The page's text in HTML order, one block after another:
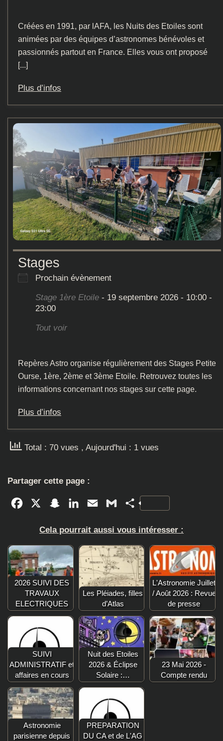
Créées en 1991, par lAFA, les Nuits des Etoiles sont
animées par des équipes d’astronomes bénévoles et
passionnés partout en France. Elles vous ont proposé
[...]
Plus d’infos
Stages
Prochain évènement
Stage 1ère Etoile - 19 septembre 2026 - 10:00 -
23:00
Tout voir
Repères Astro organise régulièrement des Stages Petite
Ourse, 1ère, 2ème et 3ème Etoile. Retrouvez toutes les
informations concernant nos stages sur cette page.
Plus d’infos
Total : 70 vues , Aujourd'hui : 1 vues
Partager cette page :
Facebook SnapchatLinkedInEmail GmailPartager
Cela pourrait aussi vous intéresser :
2026 SUIVI DES
TRAVAUX
ELECTRIQUES
Les Pléiades, filles
d’Atlas
L'Astronomie Juillet
/ Août 2026 : Revue
de presse
SUIVI
ADMINISTRATIF et
affaires en cours
Nuit des Etoiles
2026 & Éclipse
Solaire :…
23 Mai 2026 -
Compte rendu
Astronomie
parisienne depuis
PREPARATION
DU CA et de L'AG